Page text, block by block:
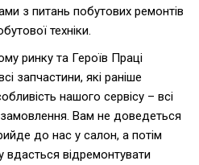
з питань побутових ремонтів
техніки.
ринку та Героїв Праці
запчастини, які раніше
нашого сервісу – всі
замовлення. Вам не доведеться
до нас у салон, а потім
відремонтувати